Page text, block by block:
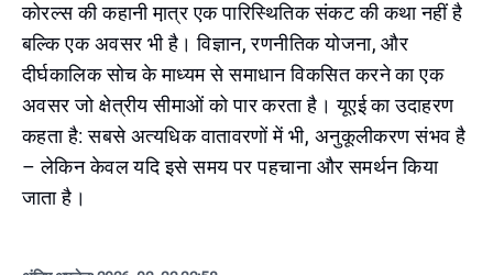
कोरल्स की कहानी मा़त्र एक पारिस्थितिक संकट की कथा नहीं है
बल्कि एक अवसर भी है। विज्ञान, रणनीतिक योजना, और
दीर्घकालिक सोच के माध्यम से समाधान विकसित करने का एक
अवसर जो क्षेत्रीय सीमाओं को पार करता है। यूएई का उदाहरण
कहता है: सबसे अत्यधिक वातावरणों में भी, अनुकूलीकरण संभव है
– लेकिन केवल यदि इसे समय पर पहचाना और समर्थन किया
जाता है।